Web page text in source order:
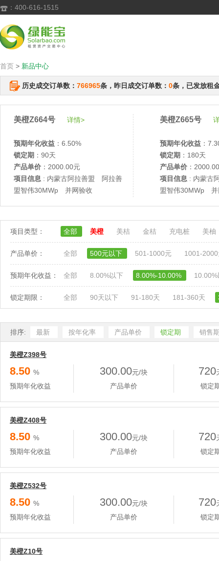
 ：400-616-1515
首页 > 新品中心
历史成交订单数： 766965条，昨日成交订单数： 0条，已发放租
美橙Z664号 详情>
预期年化收益 ：6.50%
锁定期 ：90天
产品单价 ：2000.00元
项目信息 : 内蒙古阿拉善盟 阿拉善
盟智伟30MWp 并网验收
美橙Z665号
预期年化收益 ：
锁定期 ：180天
产品单价 ：
项目信息 : 内蒙古
盟智伟30MWp 并
项目类型： 全部 美橙 美桔 金桔 充电桩 美柚
产品单价： 全部 500元以下 501-1000元 1001-
预期年化收益： 全部 8.00%以下 8.00%-10.00%
锁定期限： 全部 90天以下 91-180天 181-360天
排序: 最新 按年化率 产品单价 锁定期 销售
美橙Z398号
8.50 %
预期年化收益
300.00元/块
产品单价
720
锁定
美橙Z408号
8.50 %
预期年化收益
300.00元/块
产品单价
720
锁定
美橙Z532号
8.50 %
预期年化收益
300.00元/块
产品单价
720
锁定
美橙Z10号